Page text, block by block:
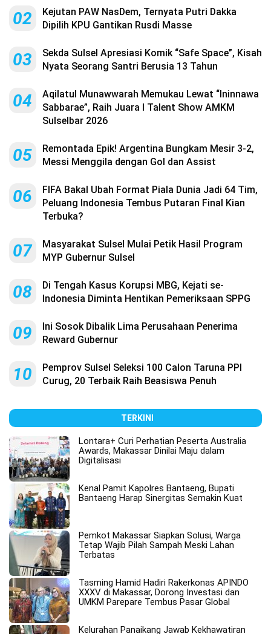
02
Kejutan PAW NasDem, Ternyata Putri Dakka
Dipilih KPU Gantikan Rusdi Masse
03
Sekda Sulsel Apresiasi Komik “Safe Space”, Kisah
Nyata Seorang Santri Berusia 13 Tahun
04
Aqilatul Munawwarah Memukau Lewat “Ininnawa
Sabbarae”, Raih Juara I Talent Show AMKM
Sulselbar 2026
05
Remontada Epik! Argentina Bungkam Mesir 3-2,
Messi Menggila dengan Gol dan Assist
06
FIFA Bakal Ubah Format Piala Dunia Jadi 64 Tim,
Peluang Indonesia Tembus Putaran Final Kian
Terbuka?
07
Masyarakat Sulsel Mulai Petik Hasil Program
MYP Gubernur Sulsel
08
Di Tengah Kasus Korupsi MBG, Kejati se-
Indonesia Diminta Hentikan Pemeriksaan SPPG
09
Ini Sosok Dibalik Lima Perusahaan Penerima
Reward Gubernur
10
Pemprov Sulsel Seleksi 100 Calon Taruna PPI
Curug, 20 Terbaik Raih Beasiswa Penuh
TERKINI
Lontara+ Curi Perhatian Peserta Australia
Awards, Makassar Dinilai Maju dalam
Digitalisasi
Kenal Pamit Kapolres Bantaeng, Bupati
Bantaeng Harap Sinergitas Semakin Kuat
Pemkot Makassar Siapkan Solusi, Warga
Tetap Wajib Pilah Sampah Meski Lahan
Terbatas
Tasming Hamid Hadiri Rakerkonas APINDO
XXXV di Makassar, Dorong Investasi dan
UMKM Parepare Tembus Pasar Global
Kelurahan Panaikang Jawab Kekhawatiran